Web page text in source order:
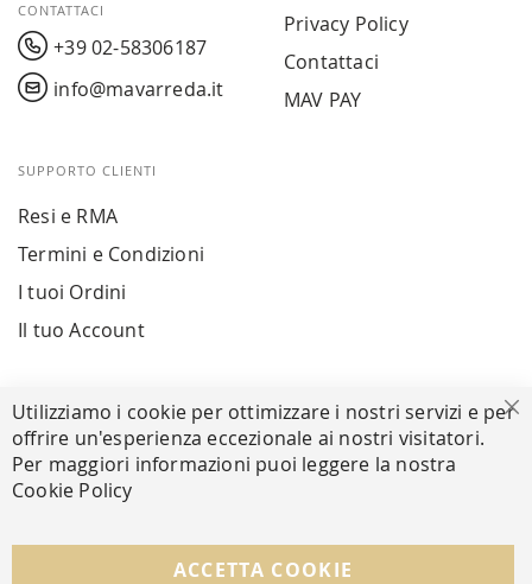
CONTATTACI
+39 02-58306187
info@mavarreda.it
Privacy Policy
Contattaci
MAV PAY
SUPPORTO CLIENTI
Resi e RMA
Termini e Condizioni
I tuoi Ordini
Il tuo Account
Facebook Instagram Whatsapp
Utilizziamo i cookie per ottimizzare i nostri servizi e per
offrire un'esperienza eccezionale ai nostri visitatori.
Per maggiori informazioni puoi leggere la nostra
Cookie Policy
ACCETTA COOKIE